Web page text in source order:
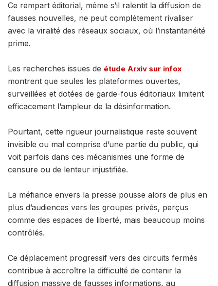
Ce rempart éditorial, même s’il ralentit la diffusion de
fausses nouvelles, ne peut complètement rivaliser
avec la viralité des réseaux sociaux, où l’instantanéité
prime.
Les recherches issues de étude Arxiv sur infox
montrent que seules les plateformes ouvertes,
surveillées et dotées de garde-fous éditoriaux limitent
efficacement l’ampleur de la désinformation.
Pourtant, cette rigueur journalistique reste souvent
invisible ou mal comprise d’une partie du public, qui
voit parfois dans ces mécanismes une forme de
censure ou de lenteur injustifiée.
La méfiance envers la presse pousse alors de plus en
plus d’audiences vers les groupes privés, perçus
comme des espaces de liberté, mais beaucoup moins
contrôlés.
Ce déplacement progressif vers des circuits fermés
contribue à accroître la difficulté de contenir la
diffusion massive de fausses informations, au